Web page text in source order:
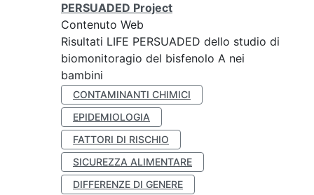
PERSUADED Project
Contenuto Web
Risultati LIFE PERSUADED dello studio di
biomonitoragio del bisfenolo A nei
bambini
CONTAMINANTI CHIMICI
EPIDEMIOLOGIA
FATTORI DI RISCHIO
SICUREZZA ALIMENTARE
DIFFERENZE DI GENERE